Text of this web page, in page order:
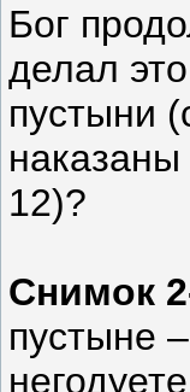
Бог
делал
пустыни
12)?
Снимок
пустыне